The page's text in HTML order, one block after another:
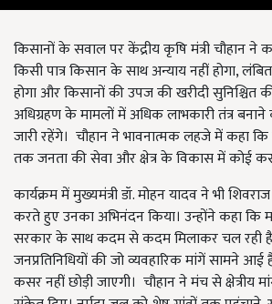
किसानों के सवाल पर केंद्रीय कृषि मंत्री चौहान ने
किसी पात्र किसान के साथ अन्याय नहीं होगा,
होगा और किसानों की उपज की खरीदी सुनिश्चित
अधिग्रहण के मामलों में अधिक लाभकारी तंत्र बनाने
जारी रहेंगे। चौहान ने भावनात्मक लहजे में कहा
तक जनता की सेवा और क्षेत्र के विकास में कोई
कार्यक्रम में मुख्यमंत्री डॉ. मोहन यादव ने भी
करते हुए उनका अभिनंदन किया। उन्होंने कहा कि
सरकार के साथ कदम से कदम मिलाकर चल रही
जनप्रतिनिधियों की जो व्यवहारिक मांगें सामने
कसर नहीं छोड़ी जाएगी। चौहान ने मंच से क्षेत्रीय